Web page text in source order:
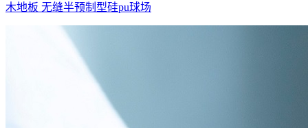
木地板 无缝半预制型硅pu球场